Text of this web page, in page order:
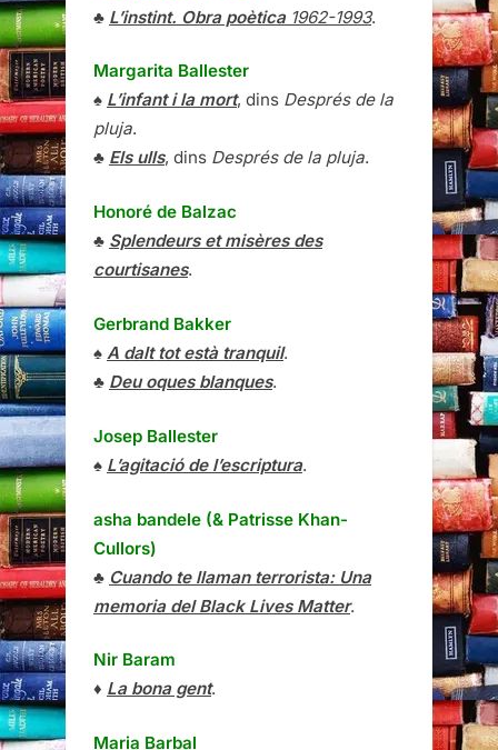
♣ L’instint. Obra poètica1962-1993.
Margarita Ballester
♠ L’infant i la mort, dins Després de la
pluja.
♣ Els ulls, dins Després de la pluja.
Honoré de Balzac
♣ Splendeurs et misères des
courtisanes.
Gerbrand Bakker
♠ A dalt tot està tranquil.
♣ Deu oques blanques.
Josep Ballester
♠ L’agitació de l’escriptura.
asha bandele (& Patrisse Khan-
Cullors)
♣ Cuando te llaman terrorista: Una
memoria del Black Lives Matter.
Nir Baram
♦ La bona gent.
Maria Barbal